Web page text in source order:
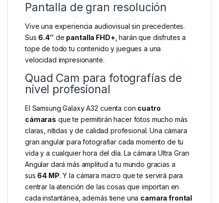
Pantalla de gran resolución
Vive una experiencia audiovisual sin precedentes.
Sus 6.4″ de pantalla FHD+ , harán que disfrutes a
tope de todo tu contenido y juegues a una
velocidad impresionante.
Quad Cam para fotografías de
nivel profesional
El Samsung Galaxy A32 cuenta con cuatro
cámaras que te permitirán hacer fotos mucho más
claras, nítidas y de calidad profesional. Una cámara
gran angular para fotografiar cada momento de tu
vida y a cualquier hora del día. La cámara Ultra Gran
Angular dará más amplitud a tu mundo gracias a
sus 64 MP. Y la cámara macro que te servirá para
centrar la atención de las cosas que importan en
cada instantánea, además tiene una camara frontal